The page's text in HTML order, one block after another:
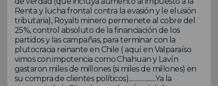
Renta y lucha frontal contra la evasión y le elusión
tributaria), Royalti minero permenete al cobre del
25%, control absoluto de la financiación de los
partidos y las campañas, para terminar con la
plutocracia reinante en Chile ( aquí en Valparaíso
vimos con impotencia como Chahuan y Lavín
gastaron miles de millones (si miles de millones) en
su compra de clientes políticos).......................Ya la